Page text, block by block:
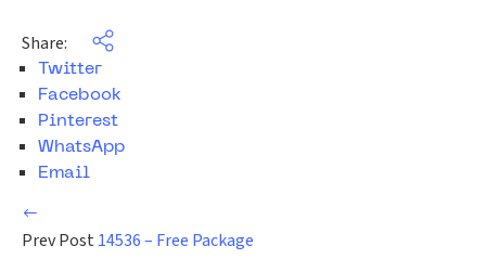
Share:
Twitter
Facebook
Pinterest
WhatsApp
Email
Prev Post 14536 – Free Package